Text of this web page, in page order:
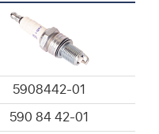
5908442-01
590 84 42-01